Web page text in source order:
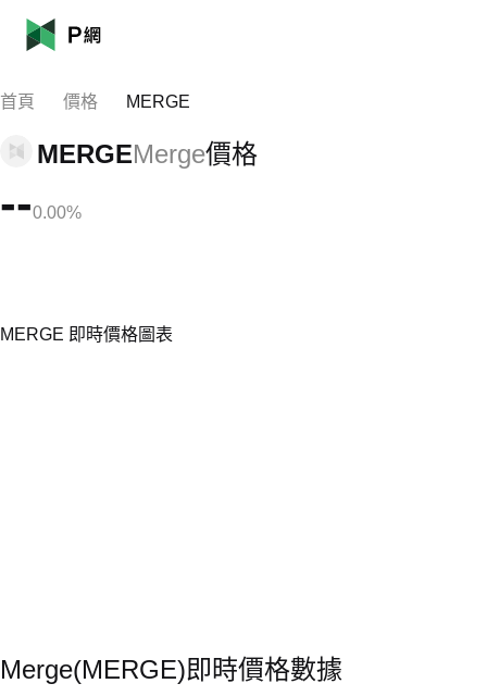
首頁 價格 MERGE
MERGEMerge價格
--0.00%
MERGE 即時價格圖表
Merge(MERGE)即時價格數據